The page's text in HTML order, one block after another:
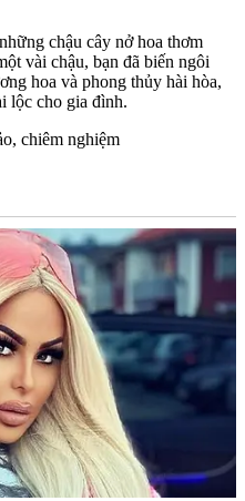
chậu cây nở hoa thơm
vài chậu, bạn đã biến ngôi
hoa và phong thủy hài hòa,
lộc cho gia đình.
chiêm nghiệm